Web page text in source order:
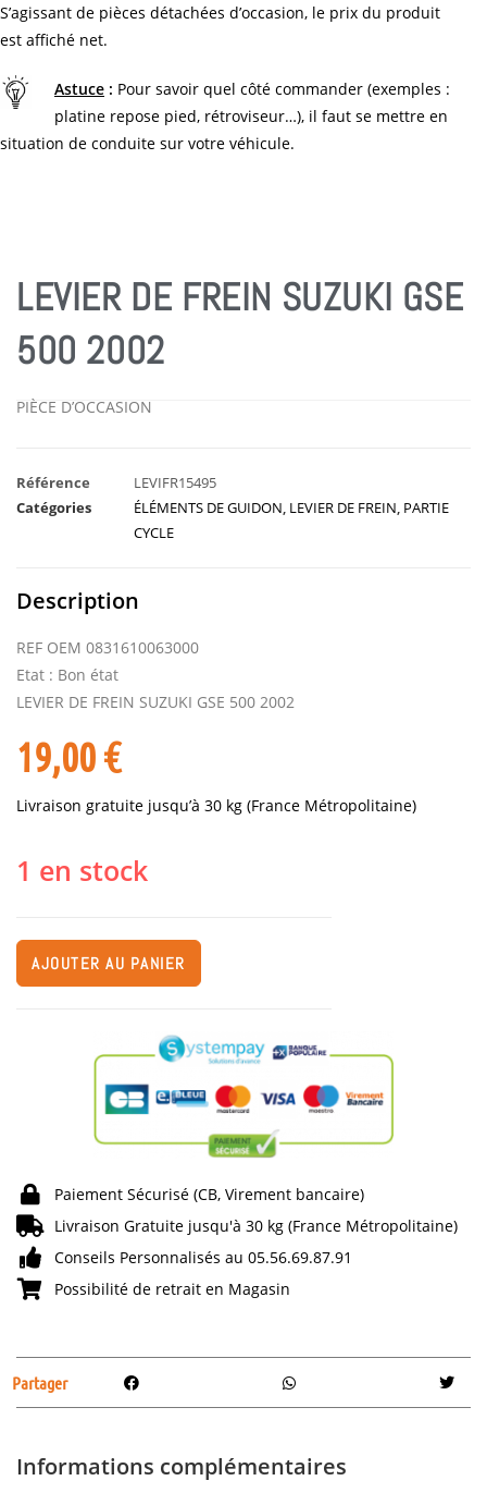
S’agissant de pièces détachées d’occasion, le prix du produit
est affiché net.
Astuce : Pour savoir quel côté commander (exemples :
platine repose pied, rétroviseur…), il faut se mettre en
situation de conduite sur votre véhicule.
LEVIER DE FREIN SUZUKI GSE
500 2002
PIÈCE D’OCCASION
Référence
LEVIFR15495
Catégories
ÉLÉMENTS DE GUIDON LEVIER DE FREIN PARTIE
CYCLE
Description
REF OEM 0831610063000
Etat : Bon état
LEVIER DE FREIN SUZUKI GSE 500 2002
19,00€
Livraison gratuite jusqu’à 30 kg (France Métropolitaine)
1 en stock
AJOUTER AU PANIER
Paiement Sécurisé (CB, Virement bancaire)
Livraison Gratuite jusqu'à 30 kg (France Métropolitaine)
Conseils Personnalisés au 05.56.69.87.91
Possibilité de retrait en Magasin
Partager
Informations complémentaires